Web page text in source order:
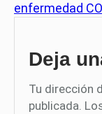
enfermedad
Deja
Tu dirección
publicada.